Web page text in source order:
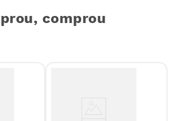
comprou